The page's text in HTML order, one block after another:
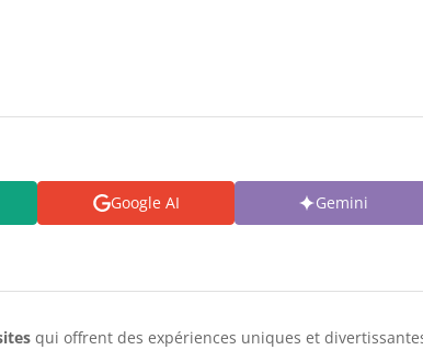
Google AI Gemini
qui offrent des expériences uniques et